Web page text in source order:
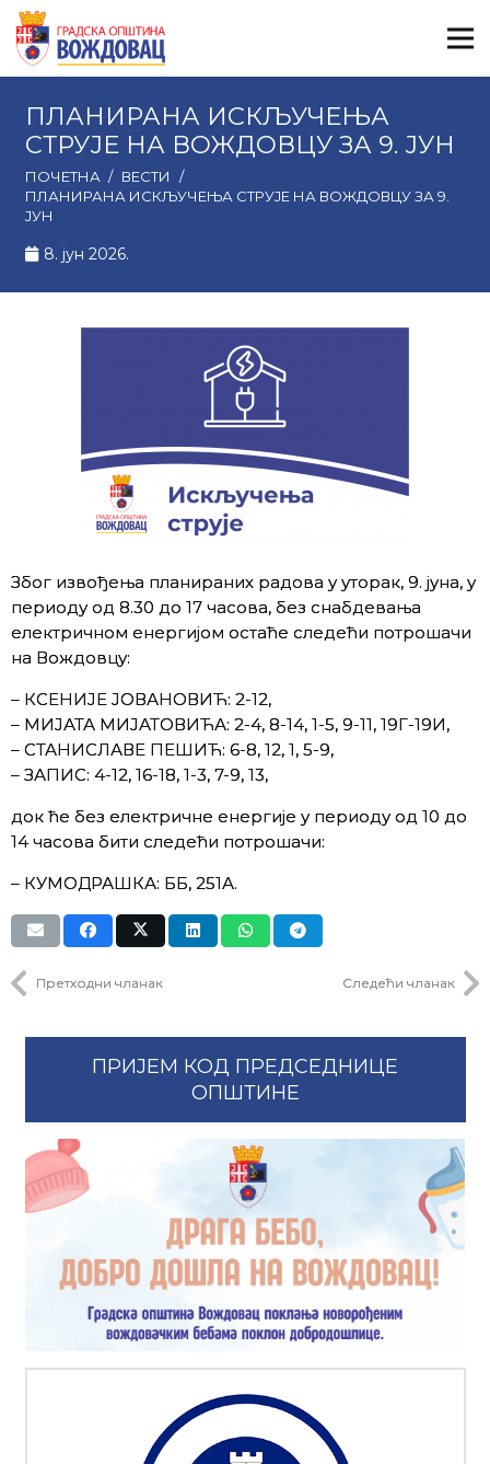
ПЛАНИРАНА ИСКЉУЧЕЊА
СТРУЈЕ НА ВОЖДОВЦУ ЗА 9. ЈУН
ПОЧЕТНА / ВЕСТИ
/
ПЛАНИРАНА ИСКЉУЧЕЊА СТРУЈЕ НА ВОЖДОВЦУ ЗА 9.
ЈУН
8. јун 2026.
Због извођења планираних радова у уторак, 9. јуна, у
периоду од 8.30 до 17 часова, без снабдевања
електричном енергијом остаће следећи потрошачи
на Вождовцу:
– КСЕНИЈЕ ЈОВАНОВИЋ: 2-12,
– МИЈАТА МИЈАТОВИЋА: 2-4, 8-14, 1-5, 9-11, 19Г-19И,
– СТАНИСЛАВЕ ПЕШИЋ: 6-8, 12, 1, 5-9,
– ЗАПИС: 4-12, 16-18, 1-3, 7-9, 13,
док ће без електричне енергије у периоду од 10 до
14 часова бити следећи потрошачи:
– КУМОДРАШКА: ББ, 251А.
Претходни чланак Следећи чланак
ПРИЈЕМ КОД ПРЕДСЕДНИЦЕ
ОПШТИНЕ